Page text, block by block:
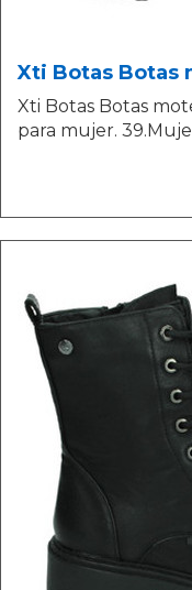
Xti Botas Botas
Xti Botas Botas
para mujer.